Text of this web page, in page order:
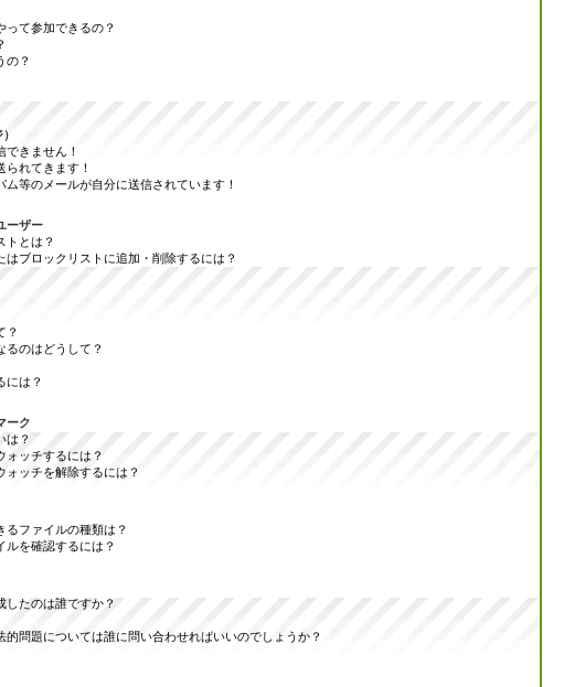
って参加できるの？
の？
きません！
れてきます！
等のメールが自分に送信されています！
ーザー
トとは？
はブロックリストに追加・削除するには？
？
るのはどうして？
には？
ーク
は？
ォッチするには？
ォッチを解除するには？
るファイルの種類は？
ルを確認するには？
したのは誰ですか？
的問題については誰に問い合わせればいいのでしょうか？